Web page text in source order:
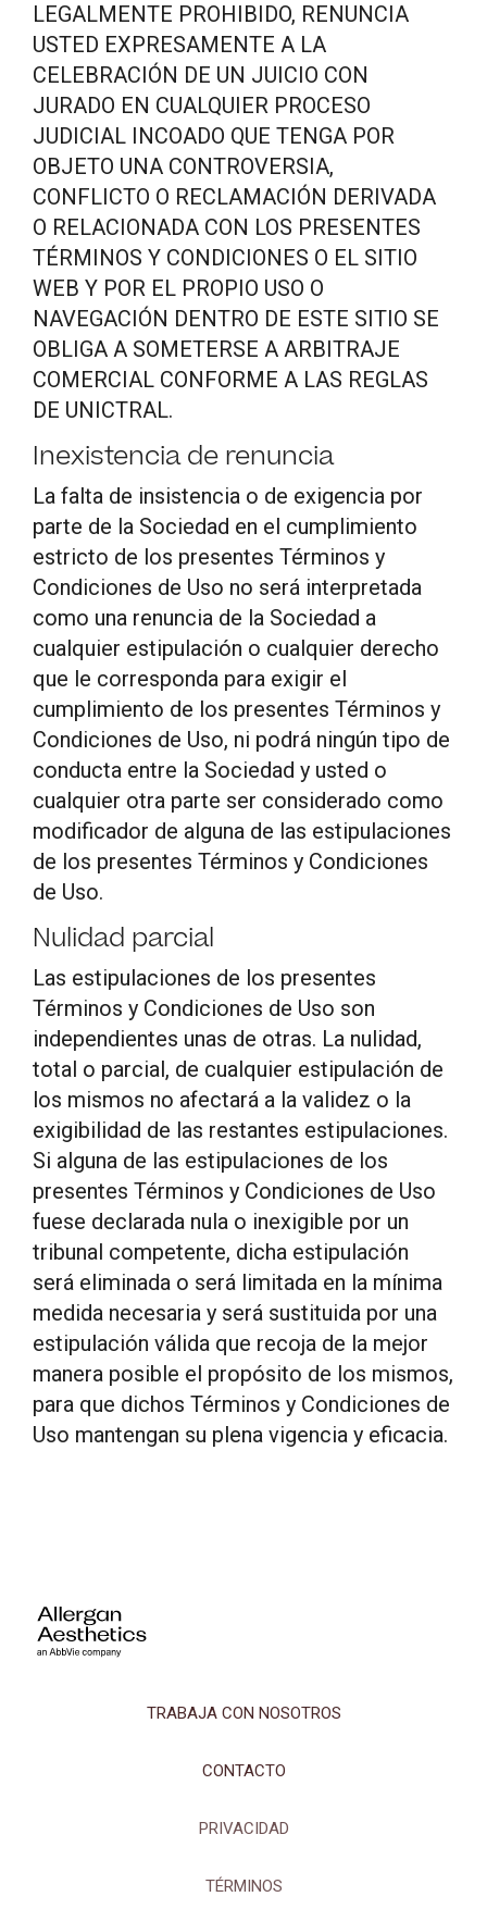
LEGALMENTE PROHIBIDO, RENUNCIA
USTED EXPRESAMENTE A LA
CELEBRACIÓN DE UN JUICIO CON
JURADO EN CUALQUIER PROCESO
JUDICIAL INCOADO QUE TENGA POR
OBJETO UNA CONTROVERSIA,
CONFLICTO O RECLAMACIÓN DERIVADA
O RELACIONADA CON LOS PRESENTES
TÉRMINOS Y CONDICIONES O EL SITIO
WEB Y POR EL PROPIO USO O
NAVEGACIÓN DENTRO DE ESTE SITIO SE
OBLIGA A SOMETERSE A ARBITRAJE
COMERCIAL CONFORME A LAS REGLAS
DE UNICTRAL.
Inexistencia de renuncia
La falta de insistencia o de exigencia por
parte de la Sociedad en el cumplimiento
estricto de los presentes Términos y
Condiciones de Uso no será interpretada
como una renuncia de la Sociedad a
cualquier estipulación o cualquier derecho
que le corresponda para exigir el
cumplimiento de los presentes Términos y
Condiciones de Uso, ni podrá ningún tipo de
conducta entre la Sociedad y usted o
cualquier otra parte ser considerado como
modificador de alguna de las estipulaciones
de los presentes Términos y Condiciones
de Uso.
Nulidad parcial
Las estipulaciones de los presentes
Términos y Condiciones de Uso son
independientes unas de otras. La nulidad,
total o parcial, de cualquier estipulación de
los mismos no afectará a la validez o la
exigibilidad de las restantes estipulaciones.
Si alguna de las estipulaciones de los
presentes Términos y Condiciones de Uso
fuese declarada nula o inexigible por un
tribunal competente, dicha estipulación
será eliminada o será limitada en la mínima
medida necesaria y será sustituida por una
estipulación válida que recoja de la mejor
manera posible el propósito de los mismos,
para que dichos Términos y Condiciones de
Uso mantengan su plena vigencia y eficacia.
TRABAJA CON NOSOTROS
CONTACTO
PRIVACIDAD
TÉRMINOS